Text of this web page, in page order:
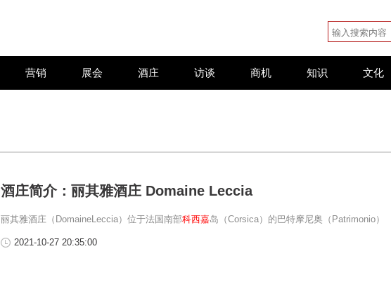
营销 展会 酒庄 访谈 商机 知识 文化
酒庄简介：丽其雅酒庄 Domaine Leccia
丽其雅酒庄（DomaineLeccia）位于法国南部科西嘉岛（Corsica）的巴特摩尼奥（Patrimonio）
2021-10-27 20:35:00